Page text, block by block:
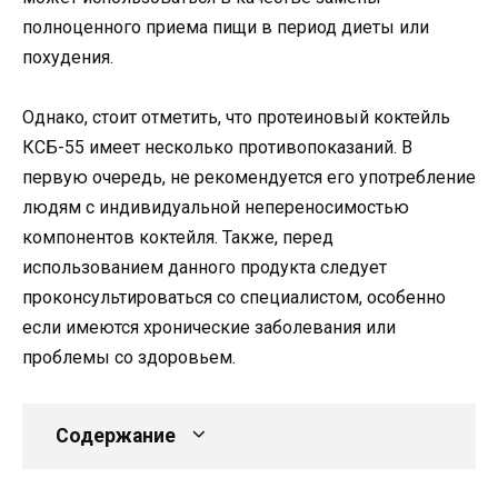
полноценного приема пищи в период диеты или
похудения.
Однако, стоит отметить, что протеиновый коктейль
КСБ-55 имеет несколько противопоказаний. В
первую очередь, не рекомендуется его употребление
людям с индивидуальной непереносимостью
компонентов коктейля. Также, перед
использованием данного продукта следует
проконсультироваться со специалистом, особенно
если имеются хронические заболевания или
проблемы со здоровьем.
Содержание